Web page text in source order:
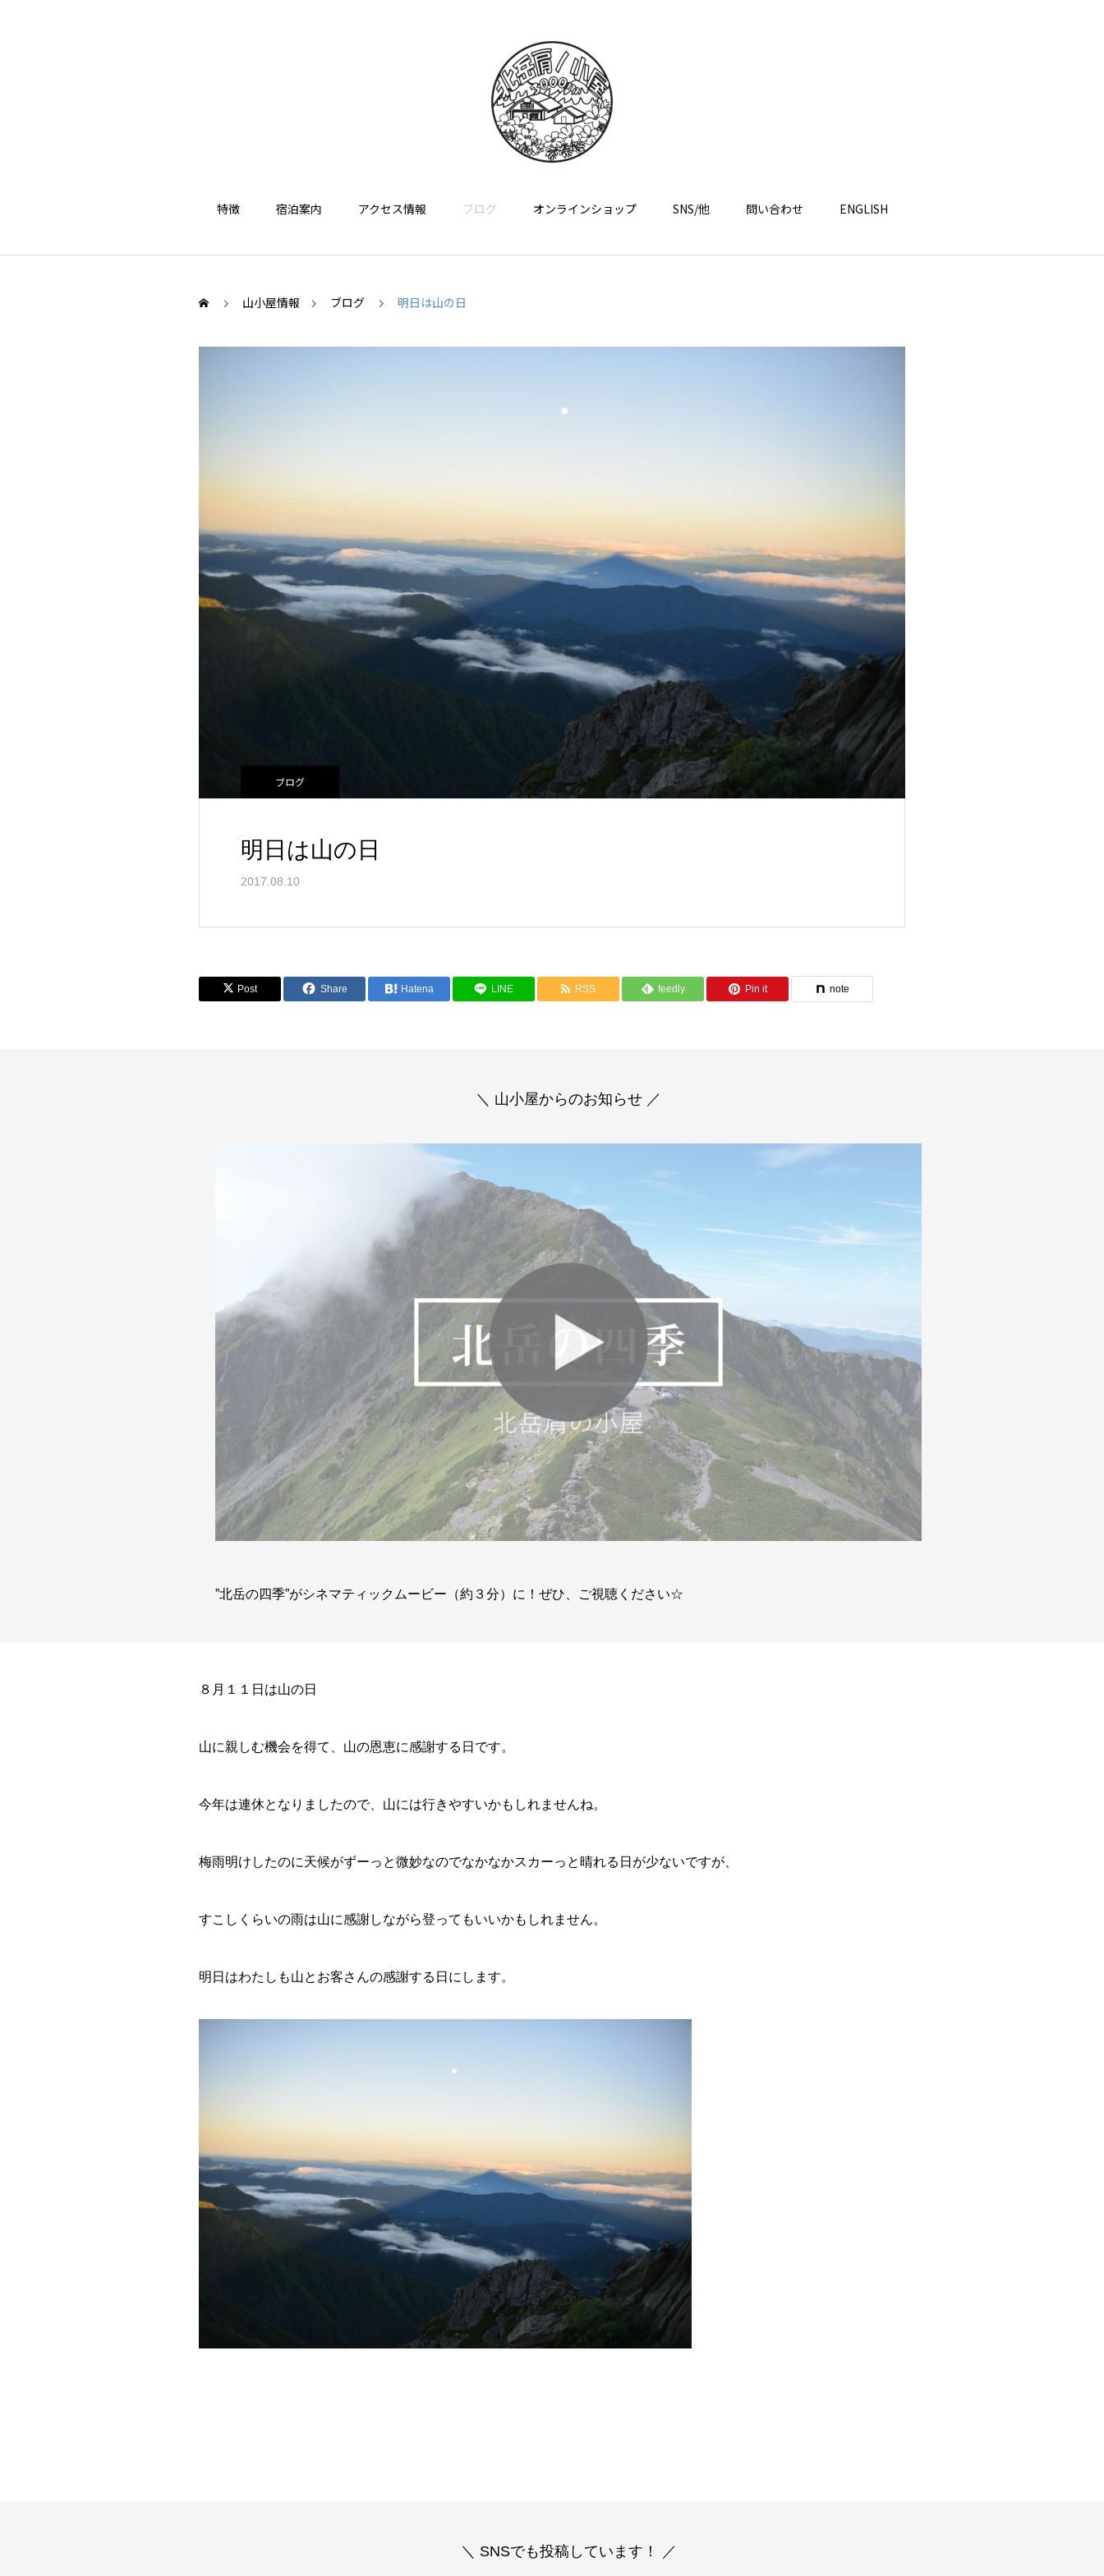
特徴 宿泊案内 アクセス情報 ブログ オンラインショップ SNS/他 問い合わせ ENGLISH
山小屋情報 ブログ 明日は山の日
ブログ
明日は山の日
2017.08.10
Post Share Hatena LINE RSS feedly Pin it note
＼ 山小屋からのお知らせ ／
”北岳の四季”がシネマティックムービー（約３分）に！ぜひ、ご視聴ください☆
８月１１日は山の日
山に親しむ機会を得て、山の恩恵に感謝する日です。
今年は連休となりましたので、山には行きやすいかもしれませんね。
梅雨明けしたのに天候がずーっと微妙なのでなかなかスカーっと晴れる日が少ないですが、
すこしくらいの雨は山に感謝しながら登ってもいいかもしれません。
明日はわたしも山とお客さんの感謝する日にします。
＼ SNSでも投稿しています！ ／